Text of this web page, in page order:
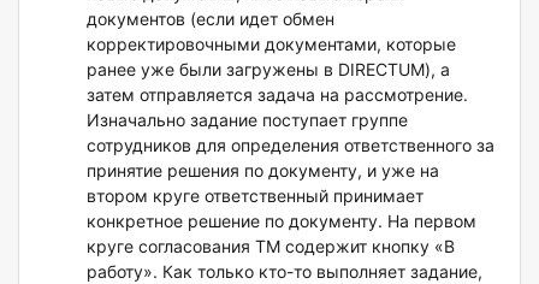
документов (если идет обмен
корректировочными документами, которые
ранее уже были загружены в DIRECTUM), а
затем отправляется задача на рассмотрение.
Изначально задание поступает группе
сотрудников для определения ответственного за
принятие решения по документу, и уже на
втором круге ответственный принимает
конкретное решение по документу. На первом
круге согласования ТМ содержит кнопку «В
работу». Как только кто-то выполняет задание,